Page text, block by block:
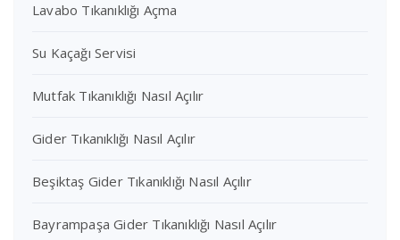
Lavabo Tıkanıklığı Açma
Su Kaçağı Servisi
Mutfak Tıkanıklığı Nasıl Açılır
Gider Tıkanıklığı Nasıl Açılır
Beşiktaş Gider Tıkanıklığı Nasıl Açılır
Bayrampaşa Gider Tıkanıklığı Nasıl Açılır